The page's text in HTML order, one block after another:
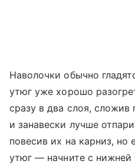
Наволочки обычно
утюг уже хорошо
сразу в два слоя,
и занавески лучше
повесив их на карниз, но
утюг — начните с нижней